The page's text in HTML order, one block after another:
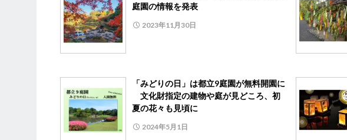
庭園の情報を発表
2023年11月30日
「みどりの日」は都立9庭園が無料開園に
文化財指定の建物や庭が見どころ、初
夏の花々も見頃に
2024年5月1日